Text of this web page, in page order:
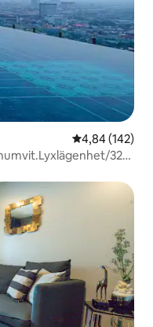
4,84 av 5 i
4,84 (142)
32
+4